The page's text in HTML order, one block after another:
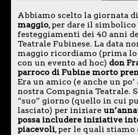
Abbiamo scelto la giornata
maggio, per dare il simbolico
festeggiamenti dei 40 anni
Teatrale Fubinese. La data
maggio ricordiamo (prima lo
con un evento ad hoc) don
parroco di Fubine morto
Era un amico (e anche un
nostra Compagnia Teatrale.
“suo” giorno (quello in cui
lasciato) per iniziare
possa includere iniziative
piacevoli, per le quali stiamo